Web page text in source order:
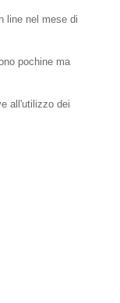
line nel mese di
pochine ma
all'utilizzo dei